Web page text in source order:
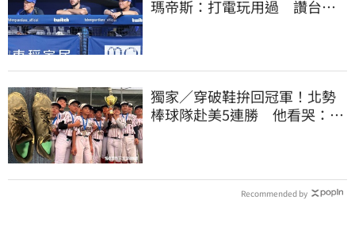
瑪帝斯：打電玩用過 讚台灣
獨家／穿破鞋拚回冠軍！北勢
棒球隊赴美5連勝 他看哭：台
Recommended by